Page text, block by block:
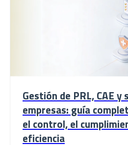
Gestión de PRL, CAE y
empresas: guía
el control, el
eficiencia